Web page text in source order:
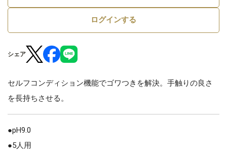
ログインする
シェア
セルフコンディション機能でゴワつきを解決。手触りの良さ
を長持ちさせる。
●pH9.0
●5人用